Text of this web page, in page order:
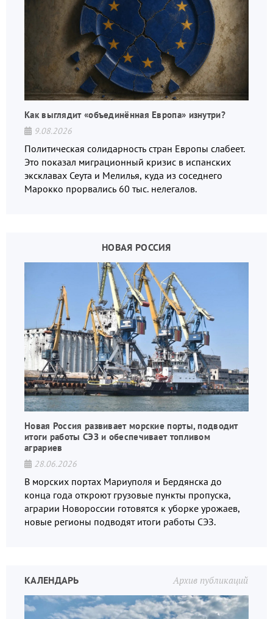
Как выглядит «объединённая Европа» изнутри?
9.08.2026
Политическая солидарность стран Европы слабеет.
Это показал миграционный кризис в испанских
эксклавах Сеута и Мелилья, куда из соседнего
Марокко прорвались 60 тыс. нелегалов.
НОВАЯ РОССИЯ
Новая Россия развивает морские порты, подводит
итоги работы СЭЗ и обеспечивает топливом
аграриев
28.06.2026
В морских портах Мариуполя и Бердянска до
конца года откроют грузовые пункты пропуска,
аграрии Новороссии готовятся к уборке урожаев,
новые регионы подводят итоги работы СЭЗ.
Архив публикаций
КАЛЕНДАРЬ